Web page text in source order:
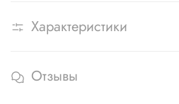
Характеристики
Отзывы